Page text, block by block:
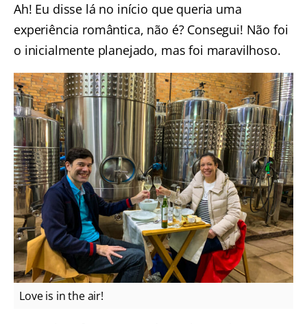
Ah! Eu disse lá no início que queria uma
experiência romântica, não é? Consegui! Não foi
o inicialmente planejado, mas foi maravilhoso.
Love is in the air!